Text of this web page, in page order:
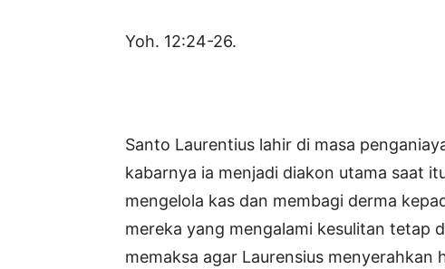
Yoh. 12:24-26.
Santo Laurentius lahir di masa
kabarnya ia menjadi diakon utama saat
mengelola kas dan membagi derma
mereka yang mengalami kesulitan tetap
memaksa agar Laurensius menyerahkan